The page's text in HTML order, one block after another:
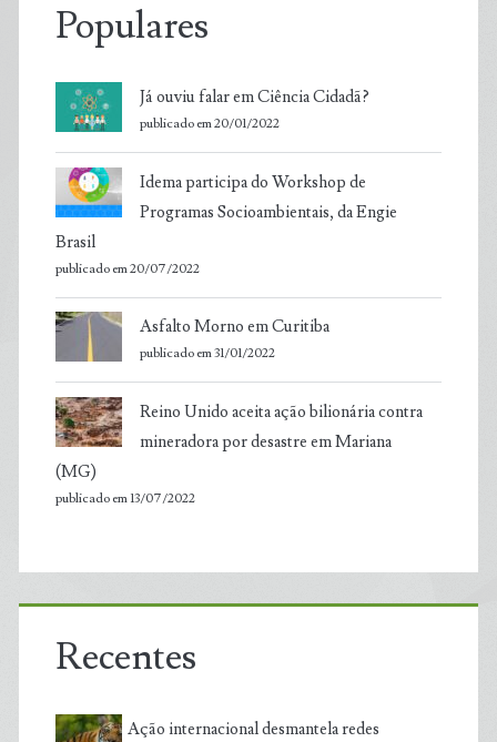
Populares
Já ouviu falar em Ciência Cidadã?
publicado em 20/01/2022
Idema participa do Workshop de
Programas Socioambientais, da Engie
Brasil
publicado em 20/07/2022
Asfalto Morno em Curitiba
publicado em 31/01/2022
Reino Unido aceita ação bilionária contra
mineradora por desastre em Mariana
(MG)
publicado em 13/07/2022
Recentes
Ação internacional desmantela redes